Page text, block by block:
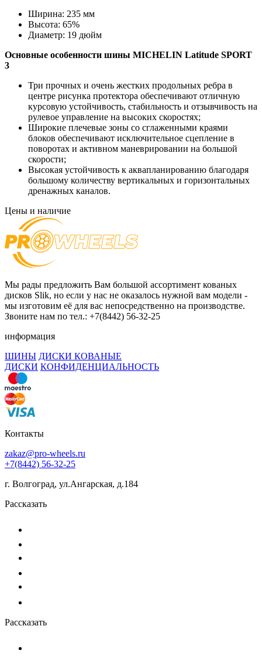
Ширина: 235 мм
Высота: 65%
Диаметр: 19 дюйм
Основные особенности шины MICHELIN Latitude SPORT
3
Три прочных и очень жестких продольных ребра в
центре рисунка протектора обеспечивают отличную
курсовую устойчивость, стабильность и отзывчивость на
рулевое управление на высоких скоростях;
Широкие плечевые зоны со сглаженными краями
блоков обеспечивают исключительное сцепление в
поворотах и активном маневрировании на большой
скорости;
Высокая устойчивость к аквапланированию благодаря
большому количеству вертикальных и горизонтальных
дренажных каналов.
Цены и наличие
Мы рады предложить Вам большой ассортимент кованых
дисков Slik, но если у нас не оказалось нужной вам модели -
мы изготовим её для вас непосредственно на производстве.
Звоните нам по тел.: +7(8442) 56-32-25
информация
ШИНЫ ДИСКИ КОВАНЫЕ
ДИСКИ КОНФИДЕНЦИАЛЬНОСТЬ
Контакты
zakaz@pro-wheels.ru
+7(8442) 56-32-25
г. Волгоград, ул.Ангарская, д.184
Рассказать
Рассказать